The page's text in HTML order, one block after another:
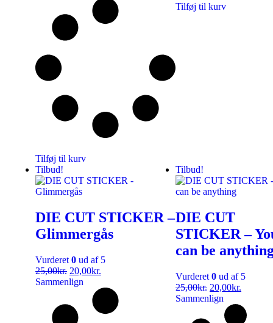
Tilføj til kurv
Tilføj til kurv
Tilbud!
DIE CUT STICKER –
Glimmergås
Vurderet 0 ud af 5
25,00kr. 20,00kr.
Sammenlign
Tilbud!
DIE CUT
STICKER –
can be
Vurderet 0 ud af 5
25,00kr. 20,00kr.
Sammenlign